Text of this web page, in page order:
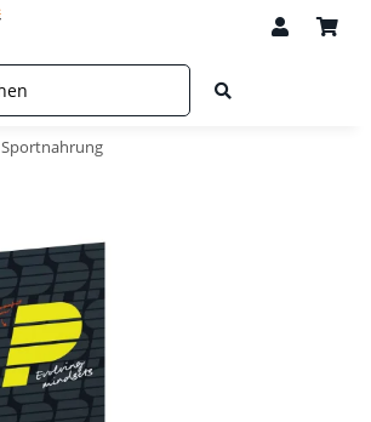
Sportnahrung